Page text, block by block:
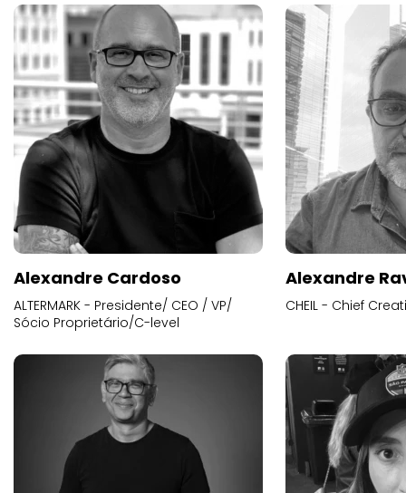
Alexandre Cardoso
ALTERMARK - Presidente/ CEO / VP/
Sócio Proprietário/C-level
Alexandre
CHEIL - Chief